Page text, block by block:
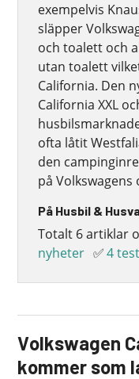
exempelvis
släpper
och toalett och
utan toalett
California. Den
California XXL
ofta låtit
den
på
På Husbil &
Totalt 6 artiklar
nyheter ✅4
Volkswagen
kommer som